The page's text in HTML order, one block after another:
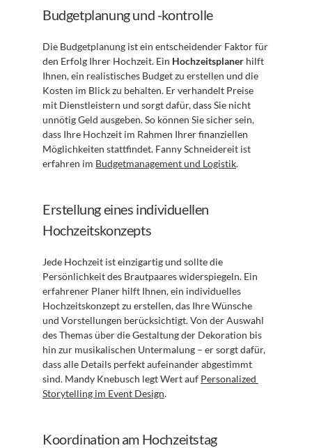
Budgetplanung und -kontrolle
Die Budgetplanung ist ein entscheidender Faktor für
den Erfolg Ihrer Hochzeit. Ein Hochzeitsplaner hilft
Ihnen, ein realistisches Budget zu erstellen und die
Kosten im Blick zu behalten. Er verhandelt Preise
mit Dienstleistern und sorgt dafür, dass Sie nicht
unnötig Geld ausgeben. So können Sie sicher sein,
dass Ihre Hochzeit im Rahmen Ihrer finanziellen
Möglichkeiten stattfindet. Fanny Schneidereit ist
erfahren im Budgetmanagement und Logistik.
Erstellung eines individuellen
Hochzeitskonzepts
Jede Hochzeit ist einzigartig und sollte die
Persönlichkeit des Brautpaares widerspiegeln. Ein
erfahrener Planer hilft Ihnen, ein individuelles
Hochzeitskonzept zu erstellen, das Ihre Wünsche
und Vorstellungen berücksichtigt. Von der Auswahl
des Themas über die Gestaltung der Dekoration bis
hin zur musikalischen Untermalung – er sorgt dafür,
dass alle Details perfekt aufeinander abgestimmt
sind. Mandy Knebusch legt Wert auf Personalized
Storytelling im Event Design.
Koordination am Hochzeitstag